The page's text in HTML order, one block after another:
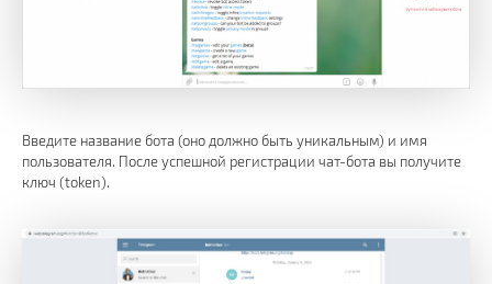
Введите название бота (оно должно быть уникальным) и имя
пользователя. После успешной регистрации чат-бота вы получите
ключ (token).